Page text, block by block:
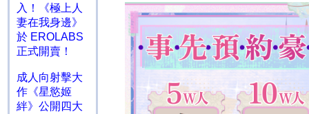
入！《極上人
妻在我身邊》
於 EROLABS
正式開賣！
成人向射擊大
作《星慾姬
絆》公開四大